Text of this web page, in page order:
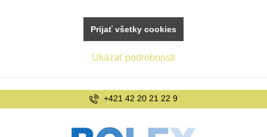
+421 42 20 21 22 9
Ukázať podrobnosti
Prijať všetky cookies